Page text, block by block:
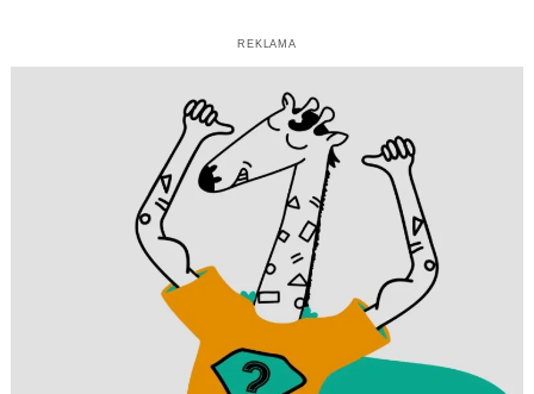
REKLAMA